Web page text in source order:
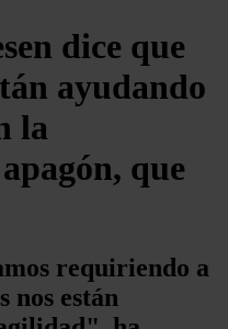
dice que
ayudando
la
que
requiriendo a
nos están